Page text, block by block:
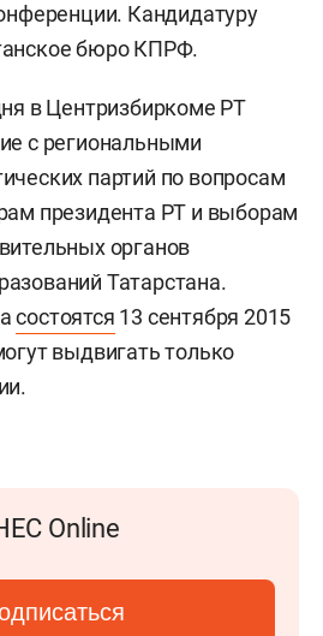
Кандидатуру
бюро КПРФ.
в Центризбиркоме РТ
с региональными
партий по вопросам
президента РТ и выборам
органов
Татарстана.
состоятся 13 сентября 2015
выдвигать только
Online